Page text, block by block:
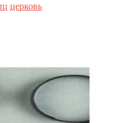
церковь